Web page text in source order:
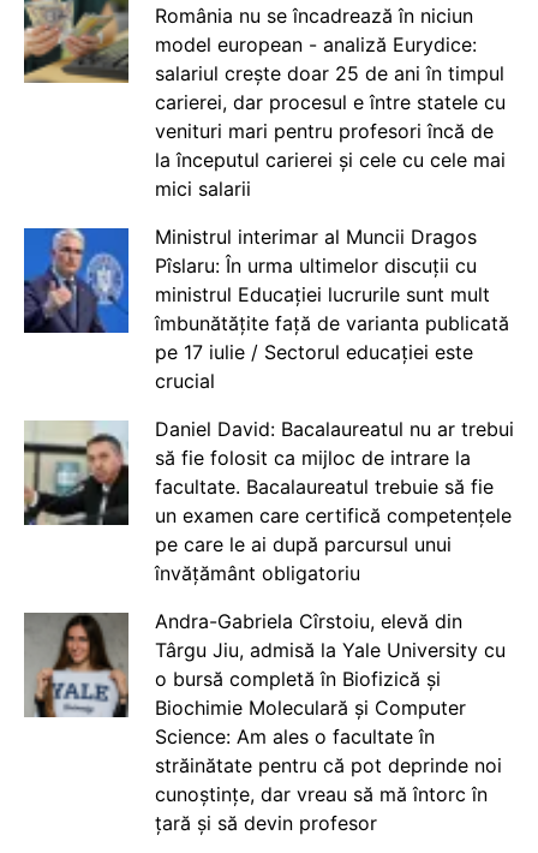
România nu se încadrează în niciun
model european - analiză Eurydice:
salariul crește doar 25 de ani în timpul
carierei, dar procesul e între statele cu
venituri mari pentru profesori încă de
la începutul carierei și cele cu cele mai
mici salarii
Ministrul interimar al Muncii Dragos
Pîslaru: În urma ultimelor discuții cu
ministrul Educației lucrurile sunt mult
îmbunătățite față de varianta publicată
pe 17 iulie / Sectorul educației este
crucial
Daniel David: Bacalaureatul nu ar trebui
să fie folosit ca mijloc de intrare la
facultate. Bacalaureatul trebuie să fie
un examen care certifică competențele
pe care le ai după parcursul unui
învățământ obligatoriu
Andra-Gabriela Cîrstoiu, elevă din
Târgu Jiu, admisă la Yale University cu
o bursă completă în Biofizică și
Biochimie Moleculară și Computer
Science: Am ales o facultate în
străinătate pentru că pot deprinde noi
cunoștințe, dar vreau să mă întorc în
țară și să devin profesor